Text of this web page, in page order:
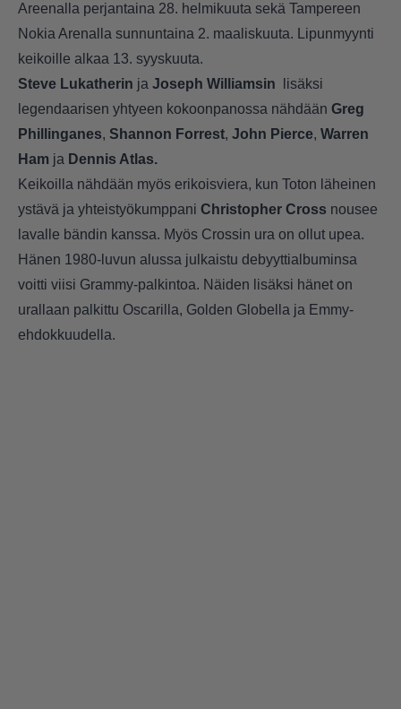
Areenalla perjantaina 28. helmikuuta sekä Tampereen
Nokia Arenalla sunnuntaina 2. maaliskuuta. Lipunmyynti
keikoille alkaa 13. syyskuuta.
Steve Lukatherin ja Joseph Williamsin lisäksi
legendaarisen yhtyeen kokoonpanossa nähdään Greg
Phillinganes, Shannon Forrest, John Pierce, Warren
Ham ja Dennis Atlas.
Keikoilla nähdään myös erikoisviera, kun Toton läheinen
ystävä ja yhteistyökumppani Christopher Cross nousee
lavalle bändin kanssa. Myös Crossin ura on ollut upea.
Hänen 1980-luvun alussa julkaistu debyyttialbuminsa
voitti viisi Grammy-palkintoa. Näiden lisäksi hänet on
urallaan palkittu Oscarilla, Golden Globella ja Emmy-
ehdokkuudella.